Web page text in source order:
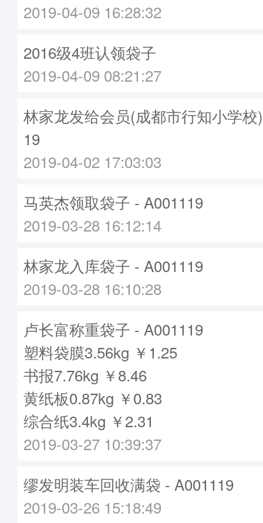
2019-04-09 16:28:32
2016级4班认领袋子
2019-04-09 08:21:27
林家龙发给会员(成都市行知小学校
19
2019-04-02 17:03:03
马英杰领取袋子 - A001119
2019-03-28 16:12:14
林家龙入库袋子 - A001119
2019-03-28 16:10:28
卢长富称重袋子 - A001119
塑料袋膜3.56kg ￥1.25
书报7.76kg ￥8.46
黄纸板0.87kg ￥0.83
综合纸3.4kg ￥2.31
2019-03-27 10:39:37
缪发明装车回收满袋 - A001119
2019-03-26 15:18:49